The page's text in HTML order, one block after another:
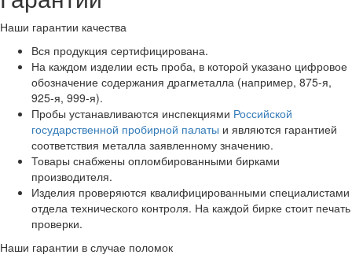
Наши гарантии качества
Вся продукция сертифицирована.
На каждом изделии есть проба, в которой указано цифровое
обозначение содержания драгметалла (например, 875-я,
925-я, 999-я).
Пробы устанавливаются инспекциями Российской
государственной пробирной палаты и являются гарантией
соответствия металла заявленному значению.
Товары снабжены опломбированными бирками
производителя.
Изделия проверяются квалифицированными специалистами
отдела технического контроля. На каждой бирке стоит печать
проверки.
Наши гарантии в случае поломок